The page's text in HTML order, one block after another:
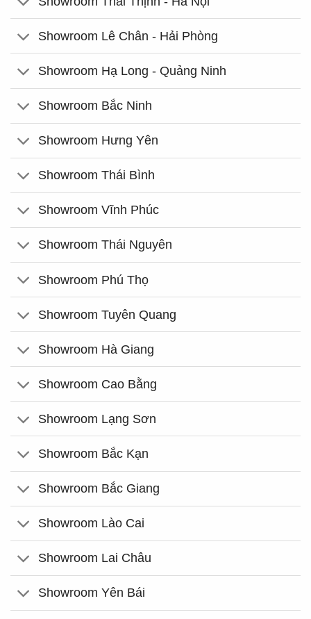
Showroom Lê Chân - Hải Phòng
Showroom Hạ Long - Quảng Ninh
Showroom Bắc Ninh
Showroom Hưng Yên
Showroom Thái Bình
Showroom Vĩnh Phúc
Showroom Thái Nguyên
Showroom Phú Thọ
Showroom Tuyên Quang
Showroom Hà Giang
Showroom Cao Bằng
Showroom Lạng Sơn
Showroom Bắc Kạn
Showroom Bắc Giang
Showroom Lào Cai
Showroom Lai Châu
Showroom Yên Bái